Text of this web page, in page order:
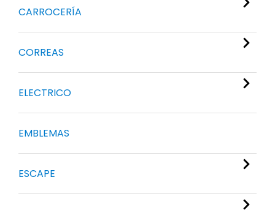
CARROCERÍA
CORREAS
ELECTRICO
EMBLEMAS
ESCAPE